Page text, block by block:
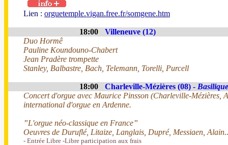
Lien : orguetemple.vigan.free.fr/somgene.htm
18:00
Villeneuve (12)
Duo Hormê
Pauline Koundouno-Chabert
Jean Pradère trompette
Stanley, Balbastre, Bach, Telemann, Torelli, Purcell
18:00 Charleville-Mézières (08) -
Concert d'orgue avec Maurice Pinsson (Charleville-Mézières,
international d'orgue en Ardenne.
”L'orgue néo-classique en France”
Oeuvres de Duruflé, Litaize, Langlais, Dupré, Messiaen,
- Entrée Libre -Libre participation aux frais